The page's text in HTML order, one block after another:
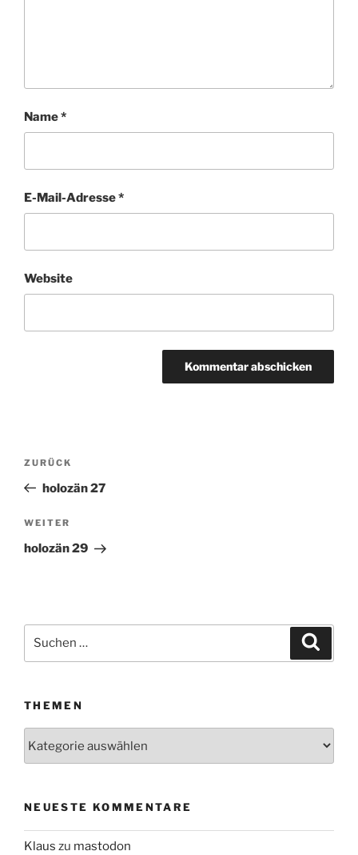
Name*
E-Mail-Adresse*
Website
Beitragsnavigation
Vorheriger
Beitrag
ZURÜCK
holozän 27
Nächster
Beitrag
WEITER
holozän 29
Suchen
THEMEN
NEUESTE KOMMENTARE
Klaus zu mastodon